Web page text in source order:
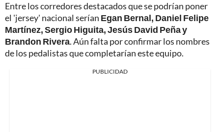
Entre los corredores destacados que se podrían poner
el 'jersey' nacional serían Egan Bernal, Daniel Felipe
Martínez, Sergio Higuita, Jesús David Peña y
Brandon Rivera. Aún falta por confirmar los nombres
de los pedalistas que completarían este equipo.
PUBLICIDAD